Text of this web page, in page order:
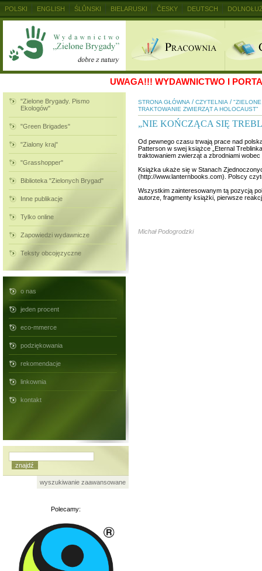
UWAGA!!! WYDAWNICTWO I
"Zielone Brygady. Pismo
Ekologów"
"Green Brigades"
"Zialony kraj"
"Grasshopper"
Biblioteka "Zielonych Brygad"
Inne publikacje
Tylko online
Zapowiedzi wydawnicze
Teksty obcojęzyczne
o nas
jeden procent
eco-mmerce
podziękowania
rekomendacje
linkownia
kontakt
wyszukiwanie zaawansowane
Polecamy:
STRONA GŁÓWNA / CZYTELNIA /
TRAKTOWANIE ZWIERZĄT A HOLOCAUST”
„NIE KOŃCZĄCA SIĘ
Od pewnego czasu trwają prace nad
Patterson w swej książce „Eternal
traktowaniem zwierząt a zbrodniami
Książka ukaże się w Stanach
(http://www.lanternbooks.com). Polscy
Wszystkim zainteresowanym tą pozycją
autorze, fragmenty książki, pierwsze
Michał Podogrodzki
POLSKI ENGLISH ŚLŮNSKI BIELARUSKI ČESKY DEUTSCH